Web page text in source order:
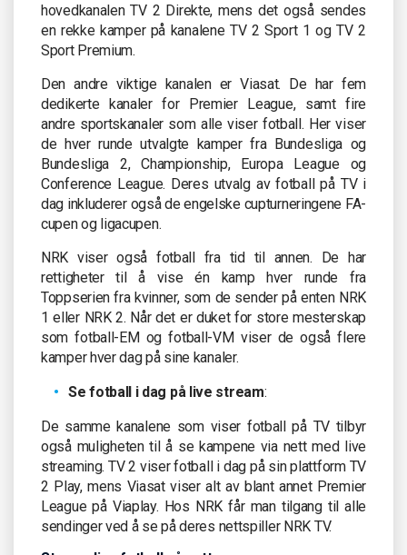
hovedkanalen TV 2 Direkte, mens det også sendes
en rekke kamper på kanalene TV 2 Sport 1 og TV 2
Sport Premium.
Den andre viktige kanalen er Viasat. De har fem
dedikerte kanaler for Premier League, samt fire
andre sportskanaler som alle viser fotball. Her viser
de hver runde utvalgte kamper fra Bundesliga og
Bundesliga 2, Championship, Europa League og
Conference League. Deres utvalg av fotball på TV i
dag inkluderer også de engelske cupturneringene FA-
cupen og ligacupen.
NRK viser også fotball fra tid til annen. De har
rettigheter til å vise én kamp hver runde fra
Toppserien fra kvinner, som de sender på enten NRK
1 eller NRK 2. Når det er duket for store mesterskap
som fotball-EM og fotball-VM viser de også flere
kamper hver dag på sine kanaler.
Se fotball i dag på live stream:
De samme kanalene som viser fotball på TV tilbyr
også muligheten til å se kampene via nett med live
streaming. TV 2 viser fotball i dag på sin plattform TV
2 Play, mens Viasat viser alt av blant annet Premier
League på Viaplay. Hos NRK får man tilgang til alle
sendinger ved å se på deres nettspiller NRK TV.